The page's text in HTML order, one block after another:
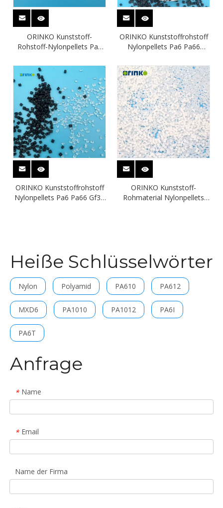
ORINKO Kunststoff-
Rohstoff-Nylonpellets Pa6
Kühlmittelrohre
ORINKO Kunststoffrohstoff
Nylonpellets Pa6 Pa66
für Automobile
ORINKO Kunststoffrohstoff
Nylonpellets Pa6 Pa66 Gf33
ORINKO Kunststoff-
Rohmaterial Nylonpellets
Heiße Schlüsselwörter
Nylon Polyamid PA610 PA612
MXD6 PA1010 PA1012 PA6I
PA6T
Anfrage
* Name
* Email
Name der Firma